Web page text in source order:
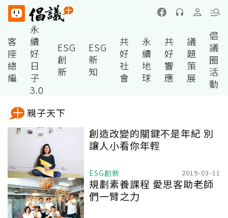
客
座
總
編
永
續
好
日
子
3.0
ESG
創
新
ESG
新
知
共
好
社
會
永
續
地
球
共
好
響
應
議
題
策
展
倡
議
圈
活
動
親子天下
創造改變的關鍵不是年紀 別
讓人小看你年輕
ESG創新 2019-03-11
規劃素養課程 愛思客助老師
們一臂之力